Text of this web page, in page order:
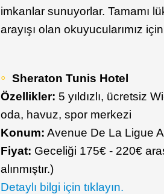
imkanlar sunuyorlar. Tamamı
arayışı olan okuyucularımız
Sheraton Tunis Hotel
Özellikler: 5 yıldızlı, ücretsiz
oda, havuz, spor merkezi
Konum: Avenue De La Ligue
Fiyat: Geceliği 175€ - 220€
alınmıştır.)
Detaylı bilgi için tıklayın.